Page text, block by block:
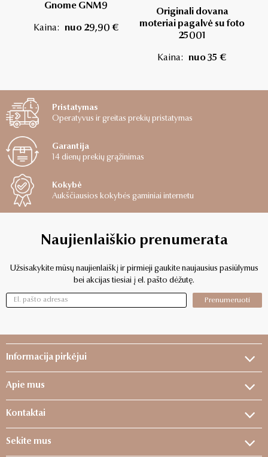
Gnome GNM9
Kaina: nuo 29,90 €
Originali dovana
moteriai pagalvė su foto
25001
Kaina: nuo 35 €
Pristatymas
Operatyvus ir greitas prekių pristatymas
Garantija
14 dienų prekių grąžinimas
Kokybė
Aukščiausios kokybės gaminiai internetu
Naujienlaiškio prenumerata
Užsisakykite mūsų naujienlaiškį ir pirmieji gaukite naujausius pasiūlymus
bei akcijas tiesiai į el. pašto dėžutę.
Prenumeruoti
Informacija pirkėjui
Apie mus
Kontaktai
Sekite mus